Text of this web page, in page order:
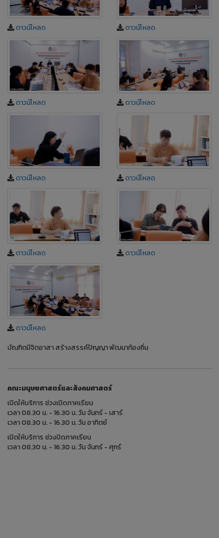
ดาวน์โหลด ดาวน์โหลด
ดาวน์โหลด ดาวน์โหลด
ดาวน์โหลด ดาวน์โหลด
ดาวน์โหลด ดาวน์โหลด
ดาวน์โหลด
บัณฑิตมีจิตอาสา สร้างสรรค์ปัญญา พัฒนาท้องถิ่น
คณะมนุษยศาสตร์และสังคมศาสตร์
เปิดให้บริการ ช่วงเปิดภาคเรียน
เวลา 08.30 น. - 16.30 น. วัน จันทร์ - เสาร์
เวลา 08.30 น. - 16.30 น. วัน อาทิตย์
เปิดให้บริการ ช่วงปิดภาคเรียน
เวลา 08.30 น. - 16.30 น. วัน จันทร์ - ศุกร์